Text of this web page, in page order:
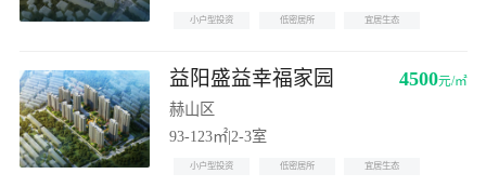
小户型投资 低密居所 宜居生态
益阳盛益幸福家园
赫山区
4500元/㎡
93-123㎡|2-3室
小户型投资 低密居所 宜居生态